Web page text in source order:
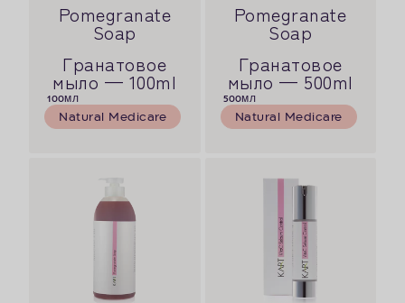
Pomegranate
Soap
Гранатовое
мыло — 100ml
100мл
Natural Medicare
Pomegranate
Soap
Гранатовое
мыло — 500ml
500мл
Natural Medicare